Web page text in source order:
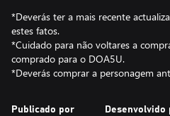
*Deverás ter a mais recente
estes fatos.
*Cuidado para não voltares a
comprado para o DOA5U.
*Deverás comprar a personagem
Publicado por Desenvolvido